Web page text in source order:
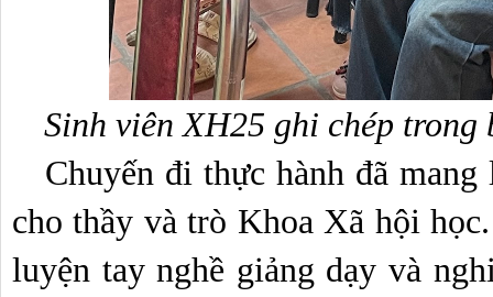
Sinh viên XH25 ghi chép
cho thầy và trò Khoa Xã hội
luyện tay nghề giảng dạy và